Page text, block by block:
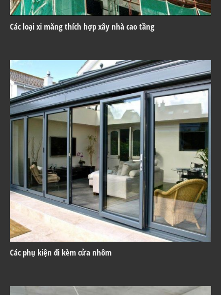
Các loại xi măng thích hợp xây nhà cao tầng
Các phụ kiện đi kèm cửa nhôm